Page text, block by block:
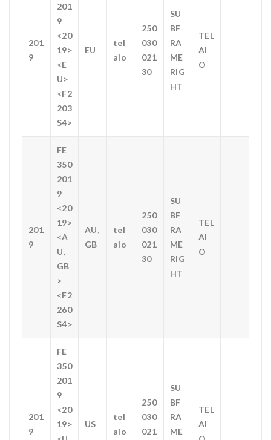
201
9
201
9
<20
19>
<E
U>
<F2
203
S4>
EU
tel
aio
250
030
021
30
SU
BF
RA
ME
RIG
HT
TEL
AI
O
201
9
FE
350
201
9
<20
19>
<A
U,
GB
>
<F2
260
S4>
AU,
GB
tel
aio
250
030
021
30
SU
BF
RA
ME
RIG
HT
TEL
AI
O
201
9
FE
350
201
9
<20
19>
US
tel
aio
250
030
021
SU
BF
RA
ME
TEL
AI